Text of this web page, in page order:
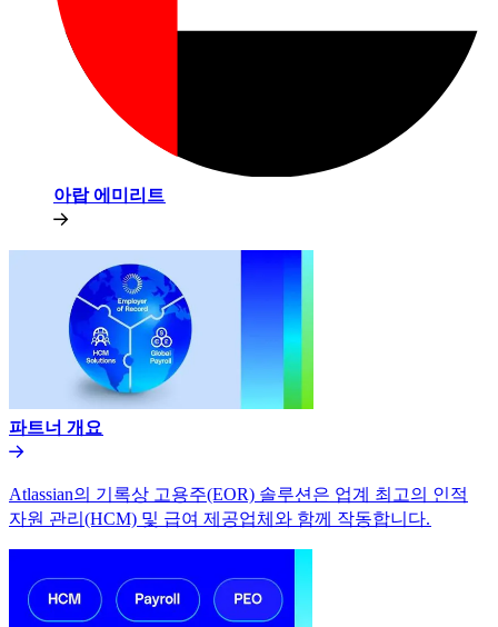
아랍 에미리트​​
파트너 개요​​
Atlassian의 기록상 고용주(EOR) 솔루션은 업계 최고의 인적
자원 관리(HCM) 및 급여 제공업체와 함께 작동합니다.​​